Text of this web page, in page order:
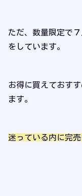
ただ、数量限定で
をしています。
お得に買えておす
ます。
迷っている内に完